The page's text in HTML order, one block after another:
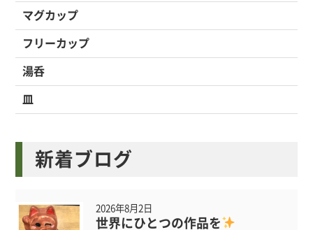
マグカップ
フリーカップ
湯呑
皿
新着ブログ
2026年8月2日
世界にひとつの作品を